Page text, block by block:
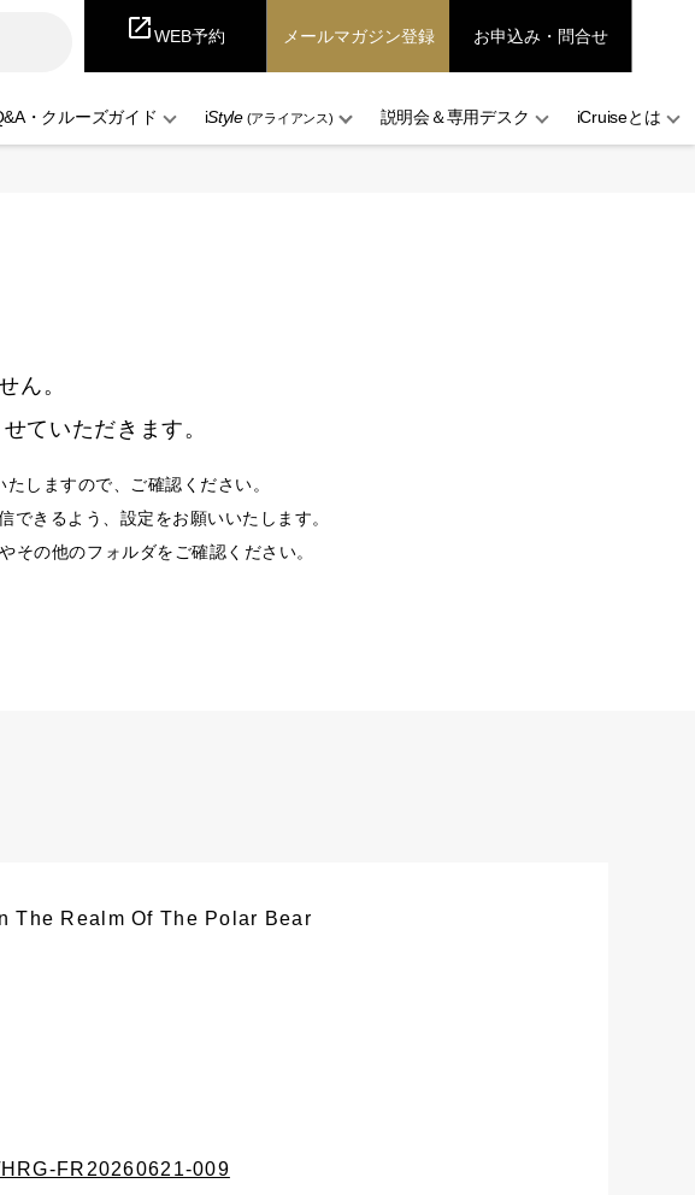
open_in_newWEB予約 メールマガジン登録 お申込み・問合せ
・クルーズガイド iStyle(アライアンス) 説明会＆専用デスク iCruiseとは
ん。
ていただきます。
しますので、ご確認ください。
きるよう、設定をお願いいたします。
その他のフォルダをご確認ください。
The Realm Of The Polar Bear
FR20260621-009